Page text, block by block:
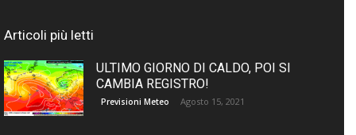
Articoli più letti
ULTIMO GIORNO DI CALDO, POI SI
CAMBIA REGISTRO!
Previsioni Meteo Agosto 15, 2021